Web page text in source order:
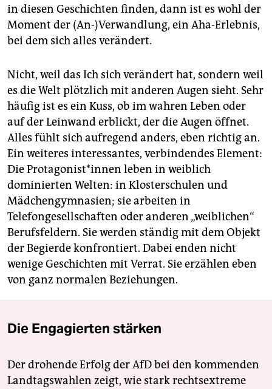
in diesen Geschichten finden, dann ist es wohl der
Moment der (An-)Verwandlung, ein Aha-Erlebnis,
bei dem sich alles verändert.
Nicht, weil das Ich sich verändert hat, sondern weil
es die Welt plötzlich mit anderen Augen sieht. Sehr
häufig ist es ein Kuss, ob im wahren Leben oder
auf der Leinwand erblickt, der die Augen öffnet.
Alles fühlt sich aufregend anders, eben richtig an.
Ein weiteres interessantes, verbindendes Element:
Die Protagonist*innen leben in weiblich
dominierten Welten: in Klosterschulen und
Mädchengymnasien; sie arbeiten in
Telefongesellschaften oder anderen „weiblichen“
Berufsfeldern. Sie werden ständig mit dem Objekt
der Begierde konfrontiert. Dabei enden nicht
wenige Geschichten mit Verrat. Sie erzählen eben
von ganz normalen Beziehungen.
Die Engagierten stärken
Der drohende Erfolg der AfD bei den kommenden
Landtagswahlen zeigt, wie stark rechtsextreme